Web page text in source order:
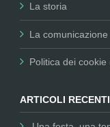
La storia
La comunicazione
Politica dei cookie
ARTICOLI RECENTI